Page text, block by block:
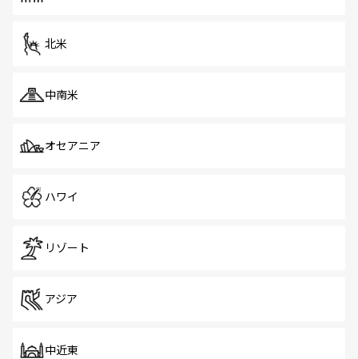
北米
中南米
オセアニア
ハワイ
リゾート
アジア
中近東